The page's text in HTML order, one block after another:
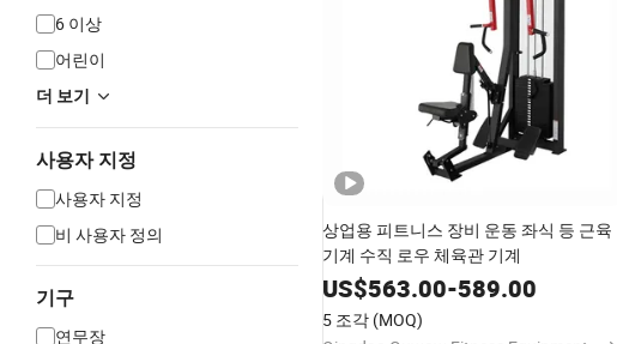
6 이상
어린이
더 보기
사용자 지정
사용자 지정
비 사용자 정의
기구
연무장
상업용 피트니스 장비 운동 좌식 등 근육
기계 수직 로우 체육관 기계
US$563.00-589.00
5 조각 (MOQ)